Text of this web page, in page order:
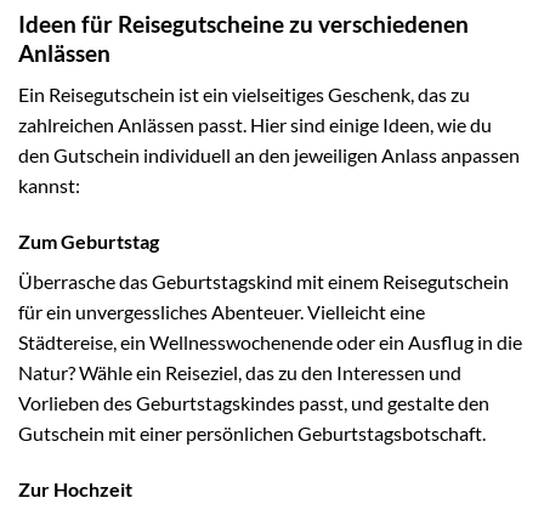
Ideen für Reisegutscheine zu verschiedenen
Anlässen
Ein Reisegutschein ist ein vielseitiges Geschenk, das zu
zahlreichen Anlässen passt. Hier sind einige Ideen, wie du
den Gutschein individuell an den jeweiligen Anlass anpassen
kannst:
Zum Geburtstag
Überrasche das Geburtstagskind mit einem Reisegutschein
für ein unvergessliches Abenteuer. Vielleicht eine
Städtereise, ein Wellnesswochenende oder ein Ausflug in die
Natur? Wähle ein Reiseziel, das zu den Interessen und
Vorlieben des Geburtstagskindes passt, und gestalte den
Gutschein mit einer persönlichen Geburtstagsbotschaft.
Zur Hochzeit